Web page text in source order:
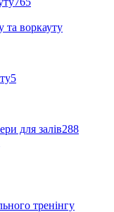
та воркауту
5
для залів288
тренінгу